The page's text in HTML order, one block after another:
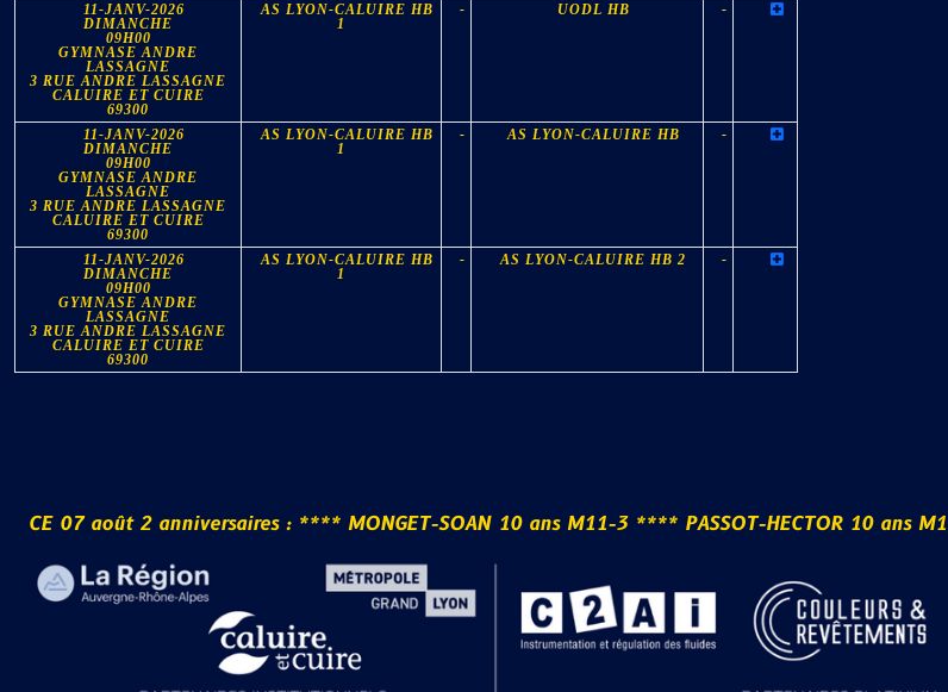
11-JANV-2026
DIMANCHE
09H00
GYMNASE ANDRE
LASSAGNE
3 RUE ANDRE LASSAGNE
CALUIRE ET CUIRE
69300
AS LYON-CALUIRE HB
1
- UODL HB -
11-JANV-2026
DIMANCHE
09H00
GYMNASE ANDRE
LASSAGNE
3 RUE ANDRE LASSAGNE
CALUIRE ET CUIRE
69300
AS LYON-CALUIRE HB
1
- AS LYON-CALUIRE HB -
11-JANV-2026
DIMANCHE
09H00
GYMNASE ANDRE
LASSAGNE
3 RUE ANDRE LASSAGNE
CALUIRE ET CUIRE
69300
AS LYON-CALUIRE HB
1
- AS LYON-CALUIRE HB 2 -
CE 07 août 2 anniversaires : **** MONGET-SOAN 10 ans M11-3 **** PASSOT-HECTOR 10 ans M1